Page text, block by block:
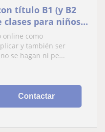
título B1 (y B2
clases para niños
extraescolares.
online como
y también ser
se hagan ni pe...
Contactar